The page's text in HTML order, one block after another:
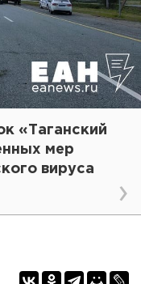
«Таганский
мер
вируса